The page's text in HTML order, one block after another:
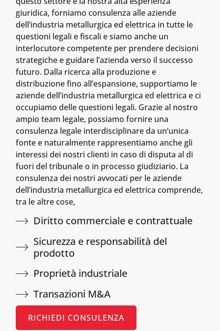
giuridica, forniamo consulenza alle aziende
dell’industria metallurgica ed elettrica in tutte le
questioni legali e fiscali e siamo anche un
interlocutore competente per prendere decisioni
strategiche e guidare l’azienda verso il successo
futuro. Dalla ricerca alla produzione e
distribuzione fino all’espansione, supportiamo le
aziende dell’industria metallurgica ed elettrica e ci
occupiamo delle questioni legali. Grazie al nostro
ampio team legale, possiamo fornire una
consulenza legale interdisciplinare da un’unica
fonte e naturalmente rappresentiamo anche gli
interessi dei nostri clienti in caso di disputa al di
fuori del tribunale o in processo giudiziario. La
consulenza dei nostri avvocati per le aziende
dell’industria metallurgica ed elettrica comprende,
tra le altre cose,
Diritto commerciale e contrattuale
Sicurezza e responsabilità del
prodotto
Proprietà industriale
Transazioni M&A
RICHIEDI CONSULENZA